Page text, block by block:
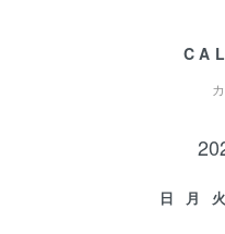
日 月 火